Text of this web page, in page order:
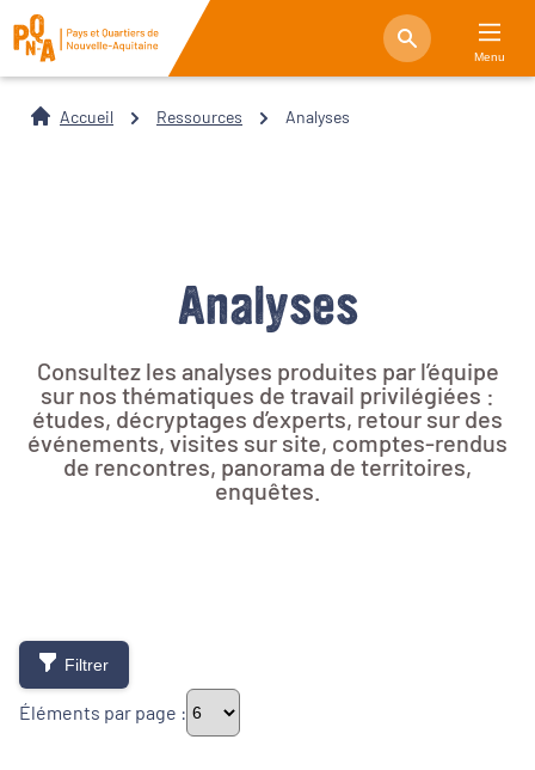
Menu
Accueil Ressources Analyses
Analyses
Consultez les analyses produites par l’équipe
sur nos thématiques de travail privilégiées :
études, décryptages d’experts, retour sur des
événements, visites sur site, comptes-rendus
de rencontres, panorama de territoires,
enquêtes.
Filtrer
Éléments par page :